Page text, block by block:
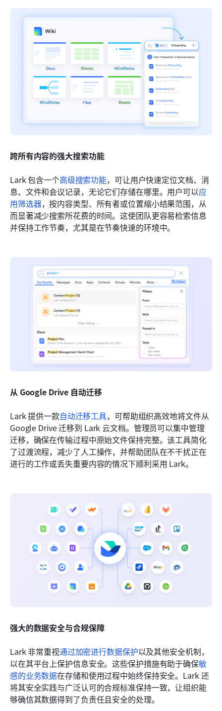
跨所有内容的强大搜索功能
Lark 包含一个高级搜索功能，可让用户快速定位文档、消
息、文件和会议记录，无论它们存储在哪里。用户可以应
用筛选器，按内容类型、所有者或位置缩小结果范围，从
而显著减少搜索所花费的时间。这使团队更容易检索信息
并保持工作节奏，尤其是在节奏快速的环境中。
从 Google Drive 自动迁移
Lark 提供一款自动迁移工具，可帮助组织高效地将文件从
Google Drive 迁移到 Lark 云文档。管理员可以集中管理
迁移，确保在传输过程中原始文件保持完整。该工具简化
了过渡流程，减少了人工操作，并帮助团队在不干扰正在
进行的工作或丢失重要内容的情况下顺利采用 Lark。
强大的数据安全与合规保障
Lark 非常重视通过加密进行数据保护以及其他安全机制，
以在其平台上保护信息安全。这些保护措施有助于确保敏
感的业务数据在存储和使用过程中始终保持安全。Lark 还
将其安全实践与广泛认可的合规标准保持一致，让组织能
够确信其数据得到了负责任且安全的处理。